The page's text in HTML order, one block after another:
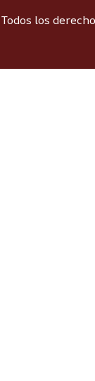
Todos los